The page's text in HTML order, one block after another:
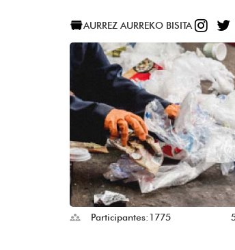
AURREZ AURREKO BISITA
Participantes: 1775